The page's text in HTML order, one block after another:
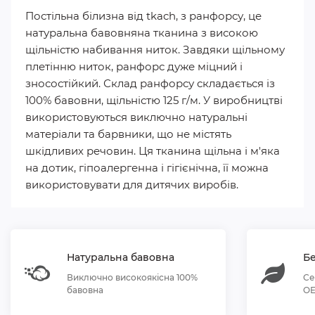
Постільна білизна від tkach, з ранфорсу, це
натуральна бавовняна тканина з високою
щільністю набивання ниток. Завдяки щільному
плетінню ниток, ранфорс дуже міцний і
зносостійкий. Склад ранфорсу складається із
100% бавовни, щільністю 125 г/м. У виробництві
використовуються виключно натуральні
матеріали та барвники, що не містять
шкідливих речовин. Ця тканина щільна і м'яка
на дотик, гіпоалергенна і гігієнічна, її можна
використовувати для дитячих виробів.
Натуральна бавовна
Виключно високоякісна 100%
бавовна